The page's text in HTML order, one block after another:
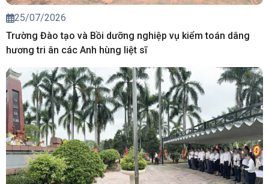
25/07/2026
Trường Đào tạo và Bồi dưỡng nghiệp vụ kiểm toán dâng
hương tri ân các Anh hùng liệt sĩ